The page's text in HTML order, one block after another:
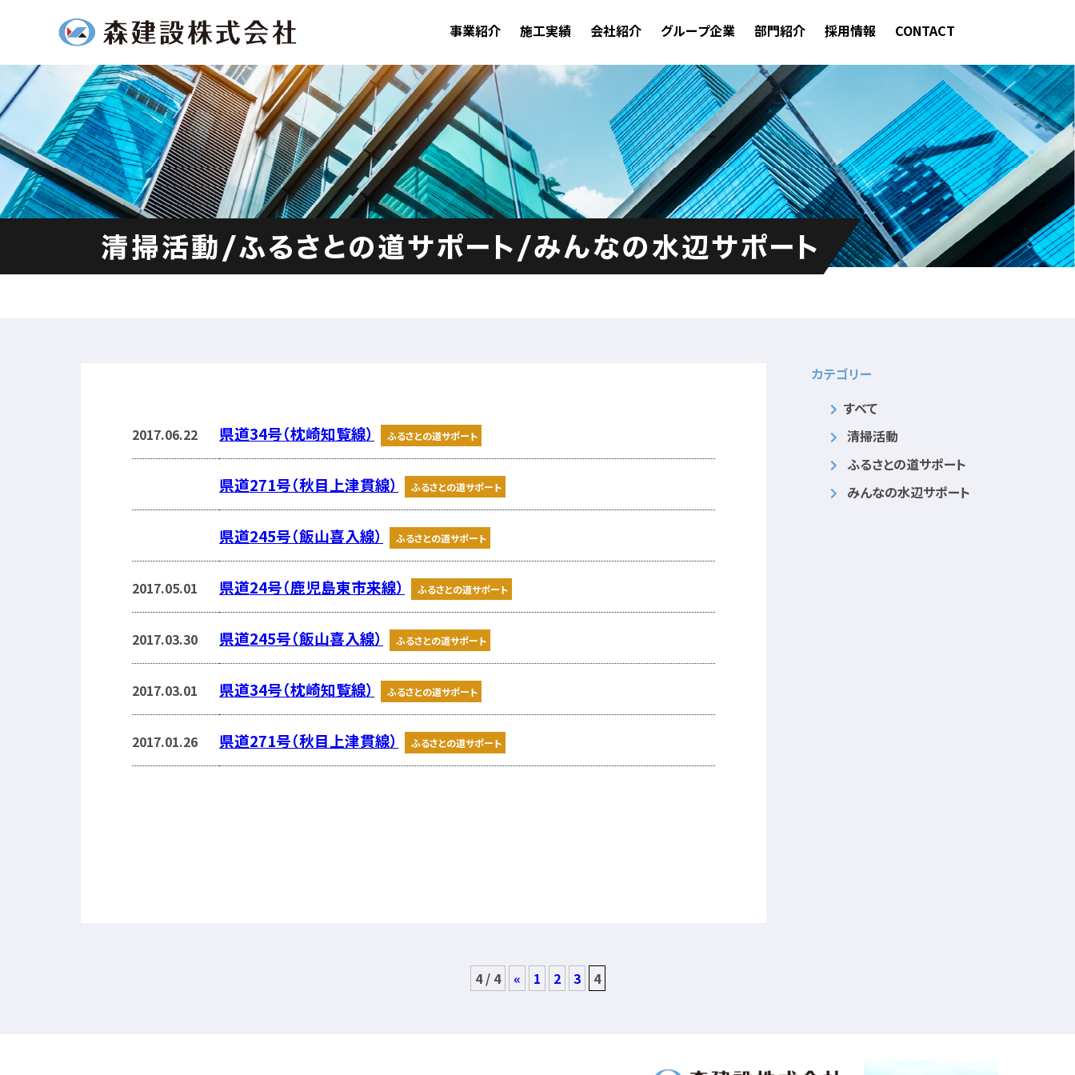
事業紹介 施工実績 会社紹介 グループ企業 部門紹介 採用情報 CONTACT
2017.06.22 県道34号（枕崎知覧線） ふるさとの道サポート
県道271号（秋目上津貫線） ふるさとの道サポート
県道245号（飯山喜入線） ふるさとの道サポート
2017.05.01 県道24号（鹿児島東市来線） ふるさとの道サポート
2017.03.30 県道245号（飯山喜入線） ふるさとの道サポート
2017.03.01 県道34号（枕崎知覧線） ふるさとの道サポート
2017.01.26 県道271号（秋目上津貫線） ふるさとの道サポート
カテゴリー
すべて
清掃活動
ふるさとの道サポート
みんなの水辺サポート
4 / 4 « 1 2 3 4